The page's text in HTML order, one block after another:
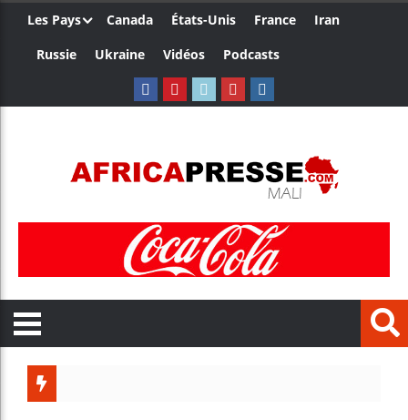
Les Pays Canada États-Unis France
Iran
Russie
Ukraine Vidéos Podcasts